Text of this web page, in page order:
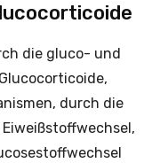
die gluco- und
durch die